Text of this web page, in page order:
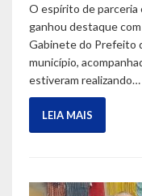
O espírito de parceria
ganhou destaque
Gabinete do Prefeito
município,
estiveram realizando…
LEIA MAIS